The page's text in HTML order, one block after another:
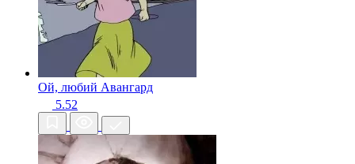
Ой, любий Авангард
5.52